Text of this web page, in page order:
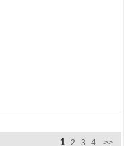
1 2 3 4 >>